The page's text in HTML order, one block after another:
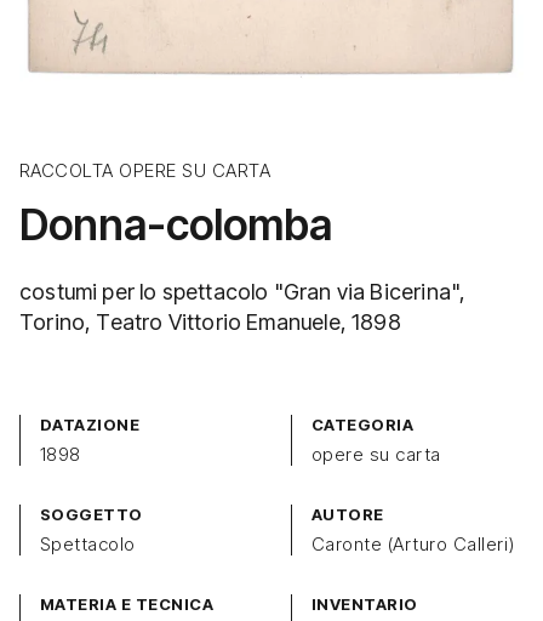
RACCOLTA OPERE SU CARTA
Donna-colomba
costumi per lo spettacolo "Gran via Bicerina",
Torino, Teatro Vittorio Emanuele, 1898
DATAZIONE
1898
CATEGORIA
opere su carta
SOGGETTO
Spettacolo
AUTORE
Caronte (Arturo Calleri)
MATERIA E TECNICA INVENTARIO